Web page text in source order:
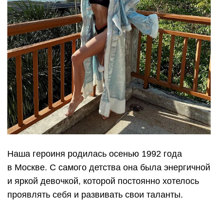
Наша героиня родилась осенью 1992 года
в Москве. С самого детства она была энергичной
и яркой девочкой, которой постоянно хотелось
проявлять себя и развивать свои таланты.